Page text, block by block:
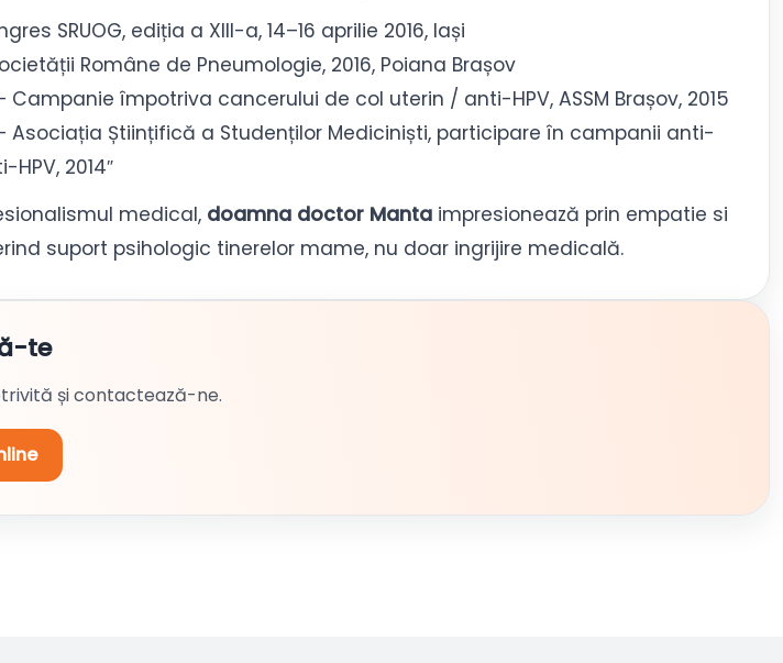
SRUOG, ediția a XIII-a, 14–16 aprilie 2016, Iași
Române de Pneumologie, 2016, Poiana Brașov
Campanie împotriva cancerului de col uterin / anti-HPV, ASSM Brașov, 2015
Asociația Științifică a Studenților Mediciniști, participare în campanii anti-
2014″
medical, doamna doctor Manta impresionează prin empatie si
suport psihologic tinerelor mame, nu doar ingrijire medicală.
te
și contactează-ne.